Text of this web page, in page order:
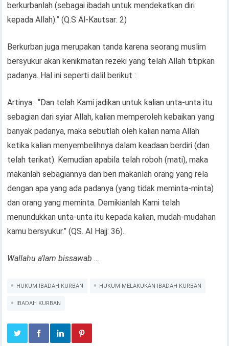
berkurbanlah (sebagai ibadah untuk mendekatkan diri
kepada Allah).” (Q.S Al-Kautsar: 2)
Berkurban juga merupakan tanda karena seorang muslim
bersyukur akan kenikmatan rezeki yang telah Allah titipkan
padanya. Hal ini seperti dalil berikut :
Artinya : “Dan telah Kami jadikan untuk kalian unta-unta itu
sebagian dari syiar Allah, kalian memperoleh kebaikan yang
banyak padanya, maka sebutlah oleh kalian nama Allah
ketika kalian menyembelihnya dalam keadaan berdiri (dan
telah terikat). Kemudian apabila telah roboh (mati), maka
makanlah sebagiannya dan beri makanlah orang yang rela
dengan apa yang ada padanya (yang tidak meminta-minta)
dan orang yang meminta. Demikianlah Kami telah
menundukkan unta-unta itu kepada kalian, mudah-mudahan
kamu bersyukur.” (QS. Al Hajj: 36).
Wallahu a’lam bissawab …
HUKUM IBADAH KURBAN HUKUM MELAKUKAN IBADAH KURBAN
IBADAH KURBAN